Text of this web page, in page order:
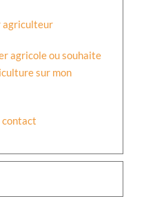
agriculteur
agricole ou souhaite
sur mon
contact